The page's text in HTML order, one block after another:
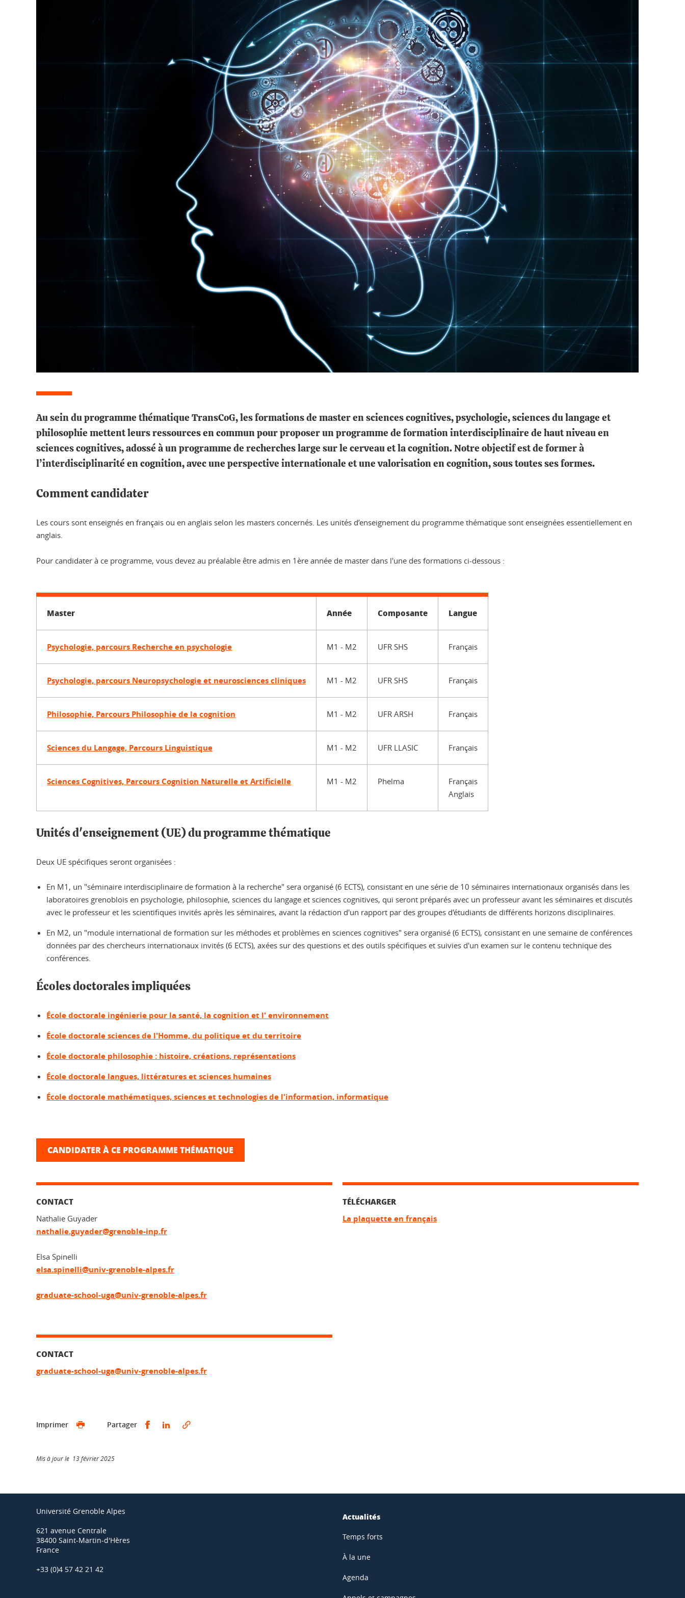
Au sein du programme thématique TransCoG, les formations de master en sciences cognitives, psychologie, sciences du langage et
philosophie mettent leurs ressources en commun pour proposer un programme de formation interdisciplinaire de haut niveau en
sciences cognitives, adossé à un programme de recherches large sur le cerveau et la cognition. Notre objectif est de former à
l’interdisciplinarité en cognition, avec une perspective internationale et une valorisation en cognition, sous toutes ses formes.
Comment candidater
Les cours sont enseignés en français ou en anglais selon les masters concernés. Les unités d’enseignement du programme thématique sont enseignées essentiellement en
anglais.
Pour candidater à ce programme, vous devez au préalable être admis en 1ère année de master dans l'une des formations ci-dessous :
Master Année Composante Langue
Psychologie, parcours Recherche en psychologie M1 - M2 UFR SHS Français
Psychologie, parcours Neuropsychologie et neurosciences cliniques M1 - M2 UFR SHS Français
Philosophie, Parcours Philosophie de la cognition M1 - M2 UFR ARSH Français
Sciences du Langage, Parcours Linguistique M1 - M2 UFR LLASIC Français
Sciences Cognitives, Parcours Cognition Naturelle et Artificielle M1 - M2 Phelma
Français
Anglais
Unités d'enseignement (UE) du programme thématique
Deux UE spécifiques seront organisées :
En M1, un "séminaire interdisciplinaire de formation à la recherche" sera organisé (6 ECTS), consistant en une série de 10 séminaires internationaux organisés dans les
laboratoires grenoblois en psychologie, philosophie, sciences du langage et sciences cognitives, qui seront préparés avec un professeur avant les séminaires et discutés
avec le professeur et les scientifiques invités après les séminaires, avant la rédaction d'un rapport par des groupes d'étudiants de différents horizons disciplinaires.
En M2, un "module international de formation sur les méthodes et problèmes en sciences cognitives" sera organisé (6 ECTS), consistant en une semaine de conférences
données par des chercheurs internationaux invités (6 ECTS), axées sur des questions et des outils spécifiques et suivies d'un examen sur le contenu technique des
conférences.
Écoles doctorales impliquées
École doctorale ingénierie pour la santé, la cognition et l' environnement
École doctorale sciences de l'Homme, du politique et du territoire
École doctorale philosophie : histoire, créations, représentations
École doctorale langues, littératures et sciences humaines
École doctorale mathématiques, sciences et technologies de l'information, informatique
CANDIDATER À CE PROGRAMME THÉMATIQUE
CONTACT
Nathalie Guyader
nathalie.guyader@grenoble-inp.fr
Elsa Spinelli
elsa.spinelli@univ-grenoble-alpes.fr
graduate-school-uga@univ-grenoble-alpes.fr
TÉLÉCHARGER
La plaquette en français
CONTACT
graduate-school-uga@univ-grenoble-alpes.fr
Imprimer Partager Partager sur Facebook
Partager sur LinkedIn
Mis à jour le 13 février 2025
Université Grenoble Alpes
621 avenue Centrale
38400 Saint-Martin-d'Hères
France
+33 (0)4 57 42 21 42
Actualités
Temps forts
À la une
Agenda